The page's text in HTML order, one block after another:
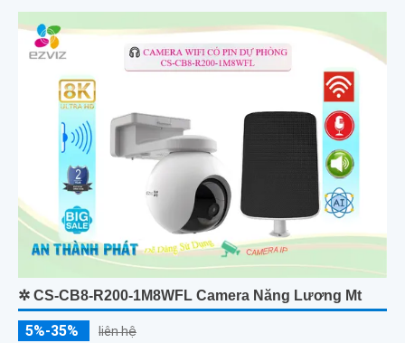
✲ CS-CB8-R200-1M8WFL Camera Năng Lương Mt
5%-35% liên hệ